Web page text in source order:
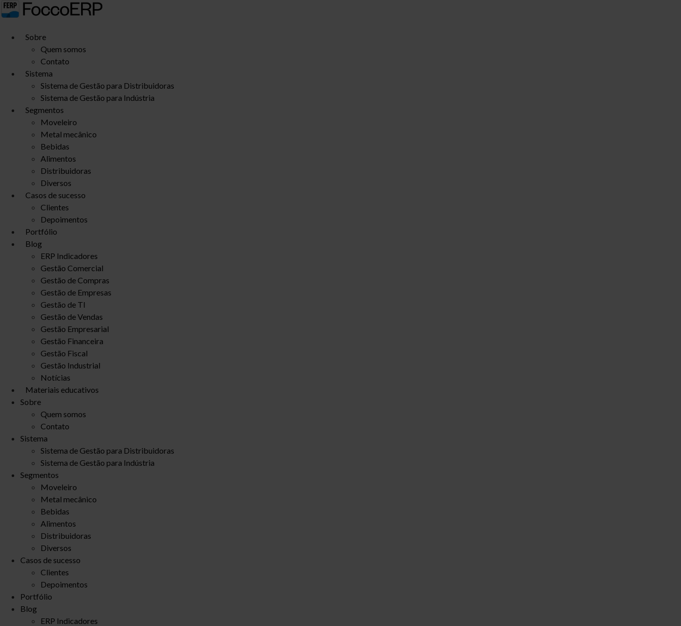
Ir
para
conteúdo
Sobre
Quem somos
Contato
Sistema
Sistema de Gestão para Distribuidoras
Sistema de Gestão para Indústria
Segmentos
Moveleiro
Metal mecânico
Bebidas
Alimentos
Distribuidoras
Diversos
Casos de sucesso
Clientes
Depoimentos
Portfólio
Blog
ERP Indicadores
Gestão Comercial
Gestão de Compras
Gestão de Empresas
Gestão de TI
Gestão de Vendas
Gestão Empresarial
Gestão Financeira
Gestão Fiscal
Gestão Industrial
Notícias
Materiais educativos
Sobre
Quem somos
Contato
Sistema
Sistema de Gestão para Distribuidoras
Sistema de Gestão para Indústria
Segmentos
Moveleiro
Metal mecânico
Bebidas
Alimentos
Distribuidoras
Diversos
Casos de sucesso
Clientes
Depoimentos
Portfólio
Blog
ERP Indicadores